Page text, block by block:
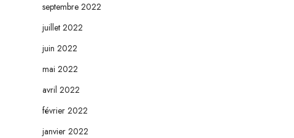
septembre 2022
juillet 2022
juin 2022
mai 2022
avril 2022
février 2022
janvier 2022